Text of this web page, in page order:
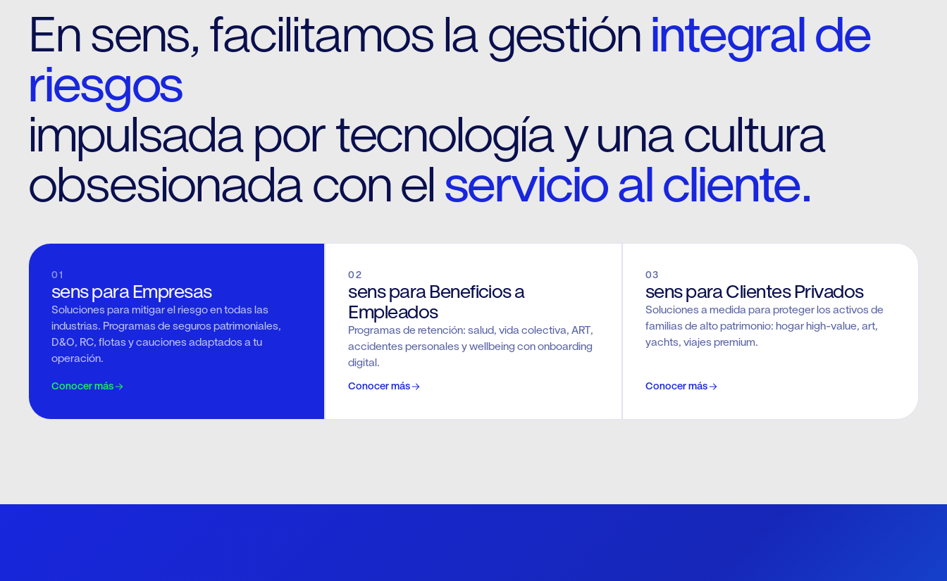
En sens, facilitamos la gestión integral de
riesgos
impulsada por tecnología y una cultura
obsesionada con el servicio al cliente.
01
sens para Empresas
Soluciones para mitigar el riesgo en todas las
industrias. Programas de seguros patrimoniales,
D&O, RC, flotas y cauciones adaptados a tu
operación.
Conocer más
02
sens para Beneficios a
Empleados
Programas de retención: salud, vida colectiva, ART,
accidentes personales y wellbeing con onboarding
digital.
Conocer más
03
sens para Clientes Privados
Soluciones a medida para proteger los activos de
familias de alto patrimonio: hogar high-value, art,
yachts, viajes premium.
Conocer más